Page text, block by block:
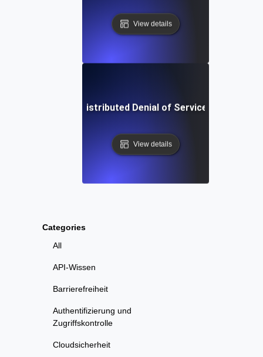
Categories
All
API-Wissen
Barrierefreiheit
Authentifizierung und
Zugriffskontrolle
Cloudsicherheit
View details
Was ist Distributed Denial of Service (DDoS)?
View details